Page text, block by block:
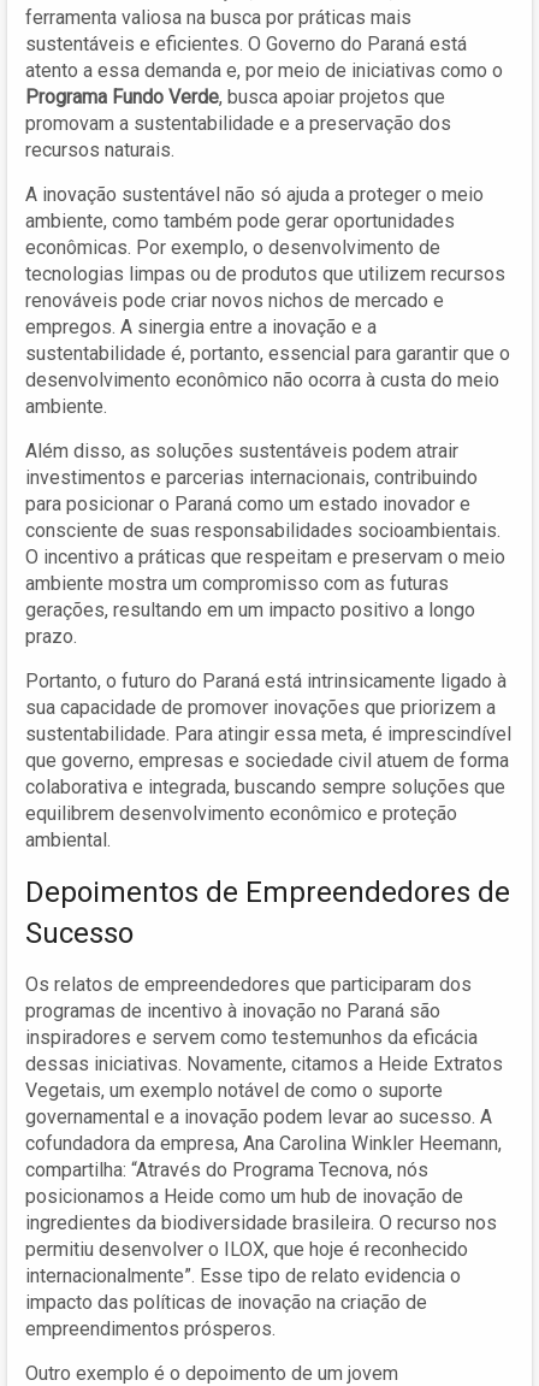
ferramenta valiosa na busca por práticas mais
sustentáveis e eficientes. O Governo do Paraná está
atento a essa demanda e, por meio de iniciativas como o
Programa Fundo Verde, busca apoiar projetos que
promovam a sustentabilidade e a preservação dos
recursos naturais.
A inovação sustentável não só ajuda a proteger o meio
ambiente, como também pode gerar oportunidades
econômicas. Por exemplo, o desenvolvimento de
tecnologias limpas ou de produtos que utilizem recursos
renováveis pode criar novos nichos de mercado e
empregos. A sinergia entre a inovação e a
sustentabilidade é, portanto, essencial para garantir que o
desenvolvimento econômico não ocorra à custa do meio
ambiente.
Além disso, as soluções sustentáveis podem atrair
investimentos e parcerias internacionais, contribuindo
para posicionar o Paraná como um estado inovador e
consciente de suas responsabilidades socioambientais.
O incentivo a práticas que respeitam e preservam o meio
ambiente mostra um compromisso com as futuras
gerações, resultando em um impacto positivo a longo
prazo.
Portanto, o futuro do Paraná está intrinsicamente ligado à
sua capacidade de promover inovações que priorizem a
sustentabilidade. Para atingir essa meta, é imprescindível
que governo, empresas e sociedade civil atuem de forma
colaborativa e integrada, buscando sempre soluções que
equilibrem desenvolvimento econômico e proteção
ambiental.
Depoimentos de Empreendedores de
Sucesso
Os relatos de empreendedores que participaram dos
programas de incentivo à inovação no Paraná são
inspiradores e servem como testemunhos da eficácia
dessas iniciativas. Novamente, citamos a Heide Extratos
Vegetais, um exemplo notável de como o suporte
governamental e a inovação podem levar ao sucesso. A
cofundadora da empresa, Ana Carolina Winkler Heemann,
compartilha: “Através do Programa Tecnova, nós
posicionamos a Heide como um hub de inovação de
ingredientes da biodiversidade brasileira. O recurso nos
permitiu desenvolver o ILOX, que hoje é reconhecido
internacionalmente”. Esse tipo de relato evidencia o
impacto das políticas de inovação na criação de
empreendimentos prósperos.
Outro exemplo é o depoimento de um jovem